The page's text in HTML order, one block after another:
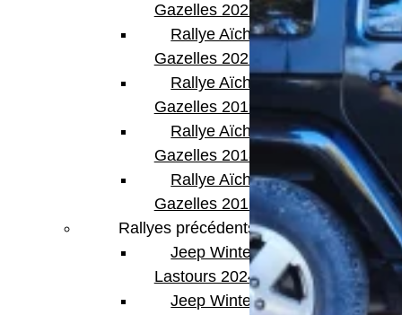
Gazelles 2022
Rallye Aïcha des
Gazelles 2021 -30th
Rallye Aïcha des
Gazelles 2019
Rallye Aïcha des
Gazelles 2018
Rallye Aïcha des
Gazelles 2017
Rallyes précédents
Jeep Winter
Lastours 2024
Jeep Winter Tour